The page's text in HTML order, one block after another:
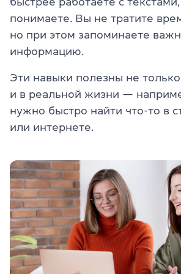
понимаете. Вы не тратите
но при этом запоминаете
информацию.
Эти навыки полезны не
и в реальной жизни —
нужно быстро найти что-то в
или интернете.